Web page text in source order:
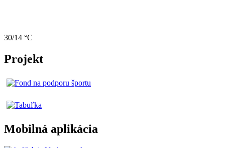
30/14 °C
Projekt
Mobilná aplikácia